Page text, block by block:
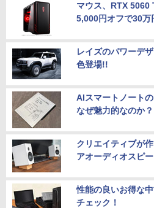
マウス、RTX 5060
5,000円オフで30万
レイズのパワーデ
色登場!!
AIスマートノート
なぜ魅力的なのか？
クリエイティブが
アオーディオスピ
性能の良いお得な
チェック！